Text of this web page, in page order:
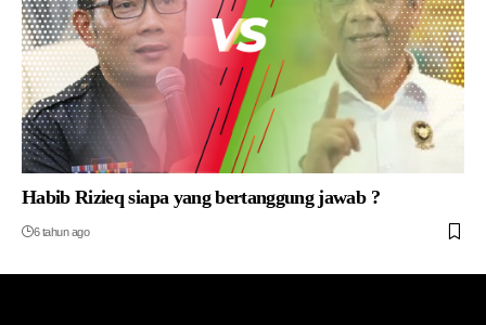
Habib Rizieq siapa yang bertanggung jawab ?
6 tahun ago